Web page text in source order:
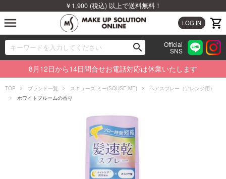
￥1,900 (税込) 以上で送料無料！
LOG IN
menu
search
00
Official
SNS
ブランドから探す
カテゴリから探す
8月12日から14日問合せお電話対応は休業いたします
TOP ブランド一覧 スキューズ ミー(SQUSE ME)
ヘアスプレー（アレンジ用）
ホワイトブルームの香り